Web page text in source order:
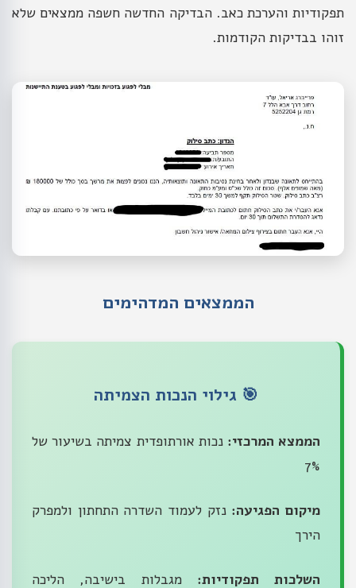
תפקודיות והערכת כאב. הבדיקה החדשה חשפה ממצאים שלא
זוהו בבדיקות הקודמות.
הממצאים המדהימים
🎯 גילוי הנכות הצמיתה
הממצא המרכזי: נכות אורתופדית צמיתה בשיעור של
7%
מיקום הפגיעה: נזק לעמוד השדרה התחתון ולמפרק
הירך
השלכות תפקודיות: מגבלות בישיבה, הליכה